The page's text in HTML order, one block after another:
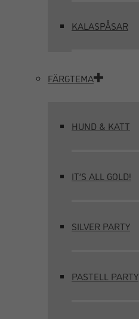
KALASPÅSAR
FÄRGTEMA
HUND & KATT
IT’S ALL GOLD!
SILVER PARTY
PASTELL PARTY